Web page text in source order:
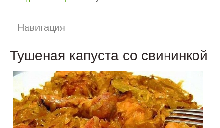
Навигация
Тушеная капуста со свининкой